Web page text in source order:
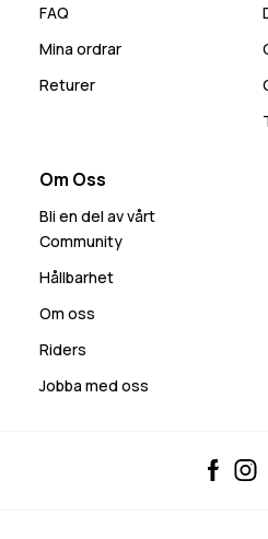
FAQ
Mina ordrar
Returer
Om Oss
Bli en del av vårt
Community
Hållbarhet
Om oss
Riders
Jobba med oss